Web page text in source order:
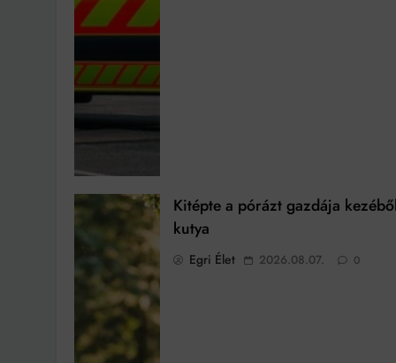
Kitépte a pórázt gazdája
kutya
Egri Élet 2026.08.07. 0